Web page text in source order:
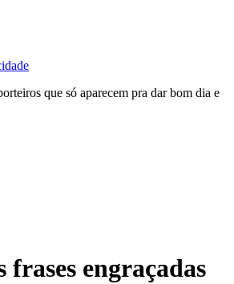
que só aparecem pra dar bom dia e
frases engraçadas